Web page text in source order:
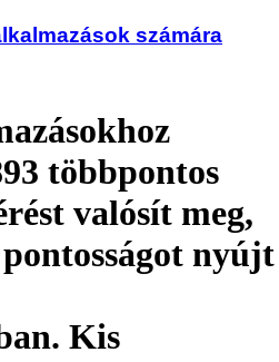
számára
többpontos
valósít meg,
nyújt
Kis